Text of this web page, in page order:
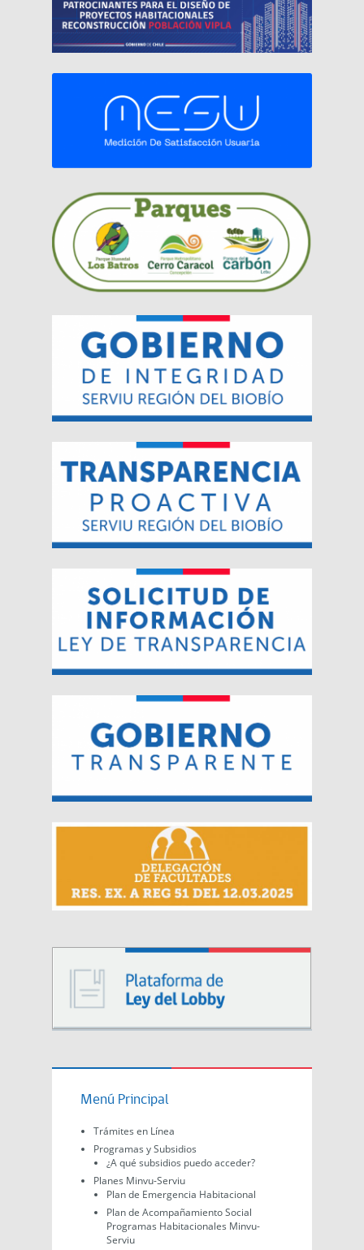
Menú Principal
Trámites en Línea
Programas y Subsidios
¿A qué subsidios puedo acceder?
Planes Minvu-Serviu
Plan de Emergencia Habitacional
Plan de Acompañamiento Social
Programas Habitacionales Minvu-
Serviu